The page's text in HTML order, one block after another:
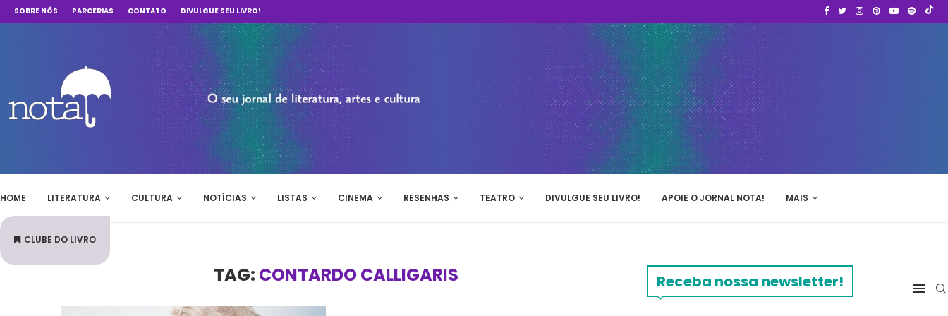
SOBRE NÓS PARCERIAS CONTATO DIVULGUE SEU LIVRO!
HOME LITERATURA CULTURA NOTÍCIAS LISTAS CINEMA RESENHAS TEATRO DIVULGUE SEU LIVRO! APOIE O JORNAL NOTA! MAIS
CLUBE DO LIVRO
TAG: CONTARDO CALLIGARIS Receba nossa newsletter!